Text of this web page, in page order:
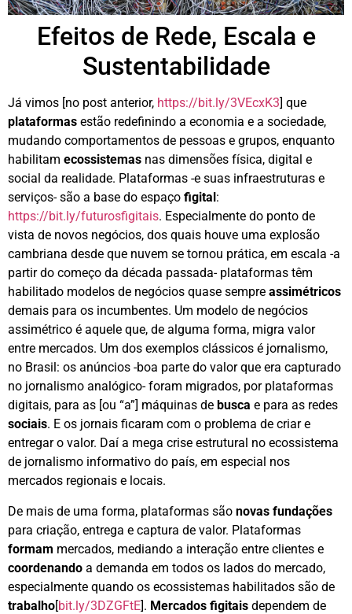
Efeitos de Rede, Escala e
Sustentabilidade
Já vimos [no post anterior, https://bit.ly/3VEcxK3] que
plataformas estão redefinindo a economia e a sociedade,
mudando comportamentos de pessoas e grupos, enquanto
habilitam ecossistemas nas dimensões física, digital e
social da realidade. Plataformas -e suas infraestruturas e
serviços- são a base do espaço figital :
https://bit.ly/futurosfigitais. Especialmente do ponto de
vista de novos negócios, dos quais houve uma explosão
cambriana desde que nuvem se tornou prática, em escala -a
partir do começo da década passada- plataformas têm
habilitado modelos de negócios quase sempre assimétricos
demais para os incumbentes. Um modelo de negócios
assimétrico é aquele que, de alguma forma, migra valor
entre mercados. Um dos exemplos clássicos é jornalismo,
no Brasil: os anúncios -boa parte do valor que era capturado
no jornalismo analógico- foram migrados, por plataformas
digitais, para as [ou “a”] máquinas de busca e para as redes
sociais. E os jornais ficaram com o problema de criar e
entregar o valor. Daí a mega crise estrutural no ecossistema
de jornalismo informativo do país, em especial nos
mercados regionais e locais.
De mais de uma forma, plataformas são novas fundações
para criação, entrega e captura de valor. Plataformas
formam mercados, mediando a interação entre clientes e
coordenando a demanda em todos os lados do mercado,
especialmente quando os ecossistemas habilitados são de
trabalho[bit.ly/3DZGFtE]. Mercados figitais dependem de